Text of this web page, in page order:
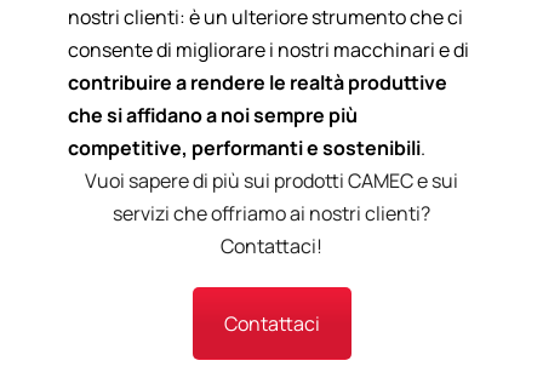
nostri clienti: è un ulteriore strumento che ci
consente di migliorare i nostri macchinari e di
contribuire a rendere le realtà produttive
che si affidano a noi sempre più
competitive, performanti e sostenibili.
Vuoi sapere di più sui prodotti CAMEC e sui
servizi che offriamo ai nostri clienti?
Contattaci!
Contattaci